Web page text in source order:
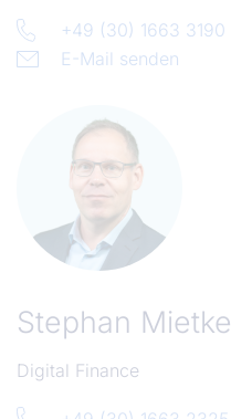
+49 (30) 1663 3190
E-Mail senden
Stephan Mietke
Digital Finance